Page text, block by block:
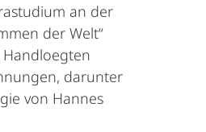
an der
der Welt“
Handloegten
darunter
von Hannes